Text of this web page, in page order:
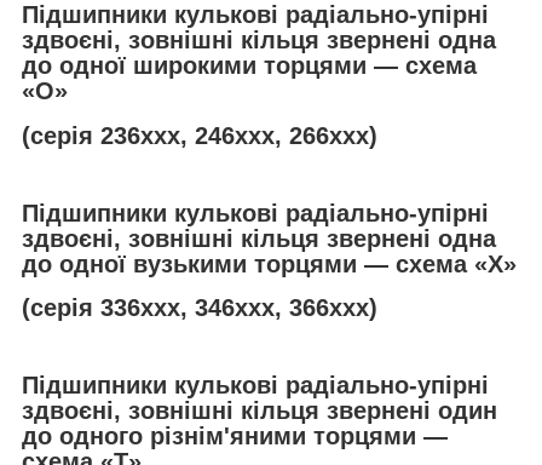
Підшипники кулькові радіально-упірні
здвоєні, зовнішні кільця звернені одна
до одної широкими торцями — схема
«О»
(серія 236ххх, 246ххх, 266ххх)
Підшипники кулькові радіально-упірні
здвоєні, зовнішні кільця звернені одна
до одної вузькими торцями — схема «Х»
(серія 336ххх, 346ххх, 366ххх)
Підшипники кулькові радіально-упірні
здвоєні, зовнішні кільця звернені один
до одного різнім'яними торцями —